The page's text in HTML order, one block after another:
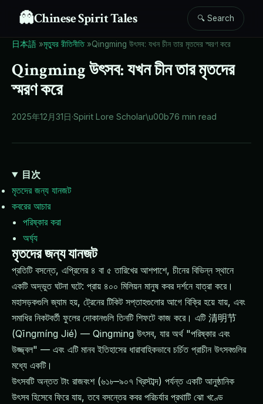
👻Chinese Spirit Tales 🔍 Search
日本語 »মৃত্যুর রীতিনীতি»Qingming উৎসব: যখন চীন তার মৃতদের স্মরণ করে
Qingming উৎসব: যখন চীন তার মৃতদের
স্মরণ করে
2025年12月31日·Spirit Lore Scholar\u00b76 min read
目次
মৃতদের জন্য যানজট
কবরের আচার
পরিষ্কার করা
অর্ঘ্য
মৃতদের জন্য যানজট
প্রতিটি বসন্তে, এপ্রিলের ৪ বা ৫ তারিখের আশপাশে, চীনের বিভিন্ন স্থানে
একটি অদ্ভুত ঘটনা ঘটে: প্রায় ৪০০ মিলিয়ন মানুষ কবর দর্শনে যাত্রা করে।
মহাসড়কগুলি জ্যাম হয়, ট্রেনের টিকিট সপ্তাহগুলোর আগে বিক্রি হয়ে যায়, এবং
সমাধির নিকটবর্তী ফুলের দোকানগুলি তিনটি শিফটে কাজ করে। এটি 清明节
(Qīngmíng Jié) — Qingming উৎসব, যার অর্থ "পরিষ্কার এবং
উজ্জ্বল" — এবং এটি মানব ইতিহাসের ধারাবাহিকভাবে চর্চিত প্রাচীন উৎসবগুলির
মধ্যে একটি।
উৎসবটি অন্তত টাং রাজবংশ (৬১৮–৯০৭ খ্রিস্টাব্দ) পর্যন্ত একটি আনুষ্ঠানিক
উৎসব হিসেবে ফিরে যায়, তবে বসন্তের কবর পরিচর্যার প্রথাটি ঝো খণ্ডে